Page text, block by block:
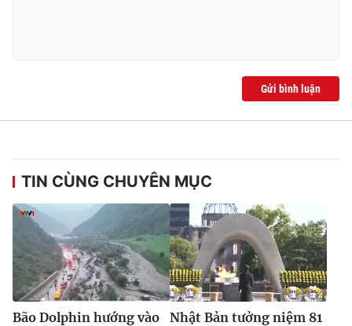
Gửi bình luận
TIN CÙNG CHUYÊN MỤC
Bão Dolphin hướng vào
Nhật Bản tưởng niệm 81